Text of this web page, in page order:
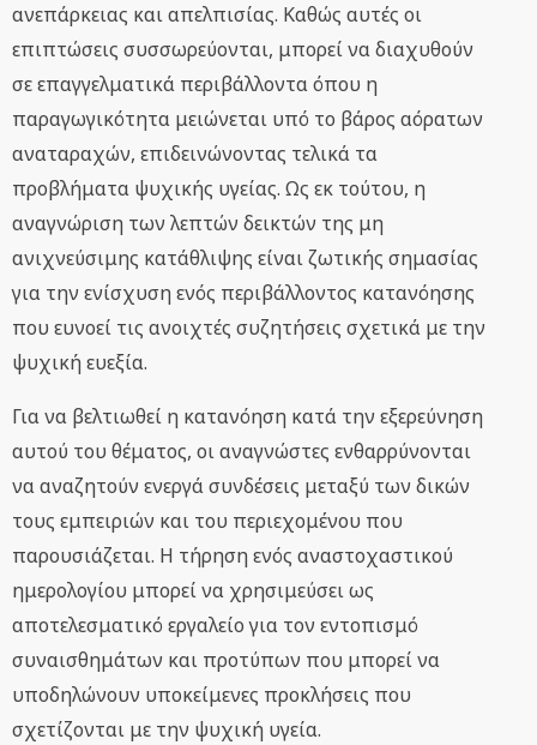
ανεπάρκειας και απελπισίας. Καθώς αυτές οι
επιπτώσεις συσσωρεύονται, μπορεί να διαχυθούν
σε επαγγελματικά περιβάλλοντα όπου η
παραγωγικότητα μειώνεται υπό το βάρος αόρατων
αναταραχών, επιδεινώνοντας τελικά τα
προβλήματα ψυχικής υγείας. Ως εκ τούτου, η
αναγνώριση των λεπτών δεικτών της μη
ανιχνεύσιμης κατάθλιψης είναι ζωτικής σημασίας
για την ενίσχυση ενός περιβάλλοντος κατανόησης
που ευνοεί τις ανοιχτές συζητήσεις σχετικά με την
ψυχική ευεξία.
Για να βελτιωθεί η κατανόηση κατά την εξερεύνηση
αυτού του θέματος, οι αναγνώστες ενθαρρύνονται
να αναζητούν ενεργά συνδέσεις μεταξύ των δικών
τους εμπειριών και του περιεχομένου που
παρουσιάζεται. Η τήρηση ενός αναστοχαστικού
ημερολογίου μπορεί να χρησιμεύσει ως
αποτελεσματικό εργαλείο για τον εντοπισμό
συναισθημάτων και προτύπων που μπορεί να
υποδηλώνουν υποκείμενες προκλήσεις που
σχετίζονται με την ψυχική υγεία.